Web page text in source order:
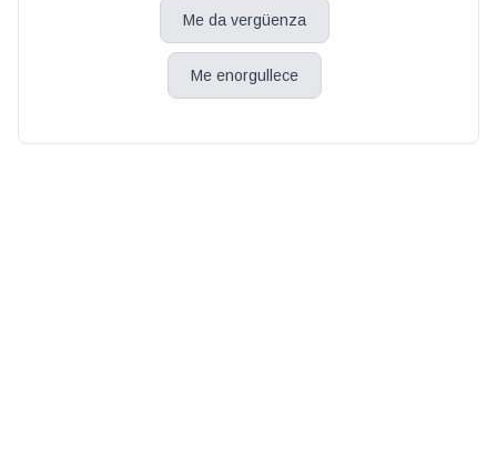
Me da vergüenza
Me enorgullece